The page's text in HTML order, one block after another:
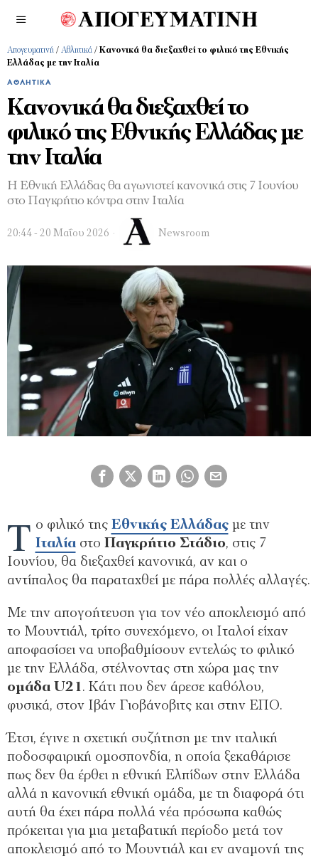
Απογευματινή / Αθλητικά / Κανονικά θα διεξαχθεί το φιλικό της Εθνικής
Ελλάδας με την Ιταλία
ΑΘΛΗΤΙΚΆ
Κανονικά θα διεξαχθεί το
φιλικό της Εθνικής Ελλάδας με
την Ιταλία
Η Εθνική Ελλάδας θα αγωνιστεί κανονικά στις 7 Ιουνίου
στο Παγκρήτιο κόντρα στην Ιταλία
20:44 - 20 Μαΐου 2026 Newsroom
Τ ο φιλικό της Εθνικής Ελλάδαςμε την
Ιταλία στο Παγκρήτιο Στάδιο, στις 7
Ιουνίου, θα διεξαχθεί κανονικά, αν και ο
αντίπαλος θα παραταχθεί με πάρα πολλές αλλαγές.
Με την απογοήτευση για τον νέο αποκλεισμό από
το Μουντιάλ, τρίτο συνεχόμενο, οι Ιταλοί είχαν
αποφασίσει να υποβαθμίσουν εντελώς το φιλικό
με την Ελλάδα, στέλνοντας στη χώρα μας την
ομάδα U21. Κάτι που δεν άρεσε καθόλου,
φυσικά, στον Ιβάν Γιοβάνοβιτς και στην ΕΠΟ.
Έτσι, έγινε η σχετική συζήτηση με την ιταλική
ποδοσφαιρική ομοσπονδία, η οποία ξεκαθάρισε
πως δεν θα έρθει η εθνική Ελπίδων στην Ελλάδα
αλλά η κανονική εθνική ομάδα, με τη διαφορά ότι
αυτή θα έχει πάρα πολλά νέα πρόσωπα καθώς
πρόκειται για μια μεταβατική περίοδο μετά τον
αποκλεισμό από το Μουντιάλ και εν αναμονή της